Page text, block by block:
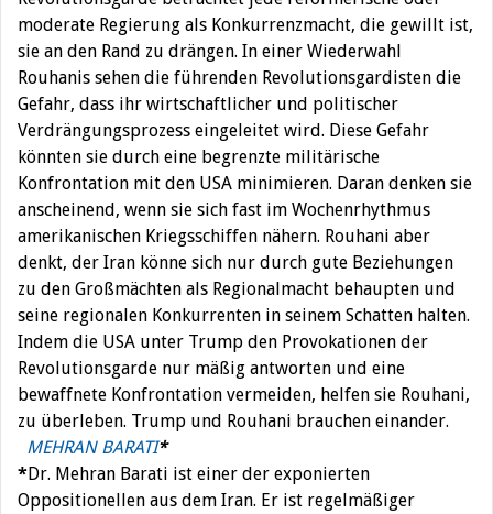
moderate Regierung als Konkurrenzmacht, die gewillt ist,
sie an den Rand zu drängen. In einer Wiederwahl
Rouhanis sehen die führenden Revolutionsgardisten die
Gefahr, dass ihr wirtschaftlicher und politischer
Verdrängungsprozess eingeleitet wird. Diese Gefahr
könnten sie durch eine begrenzte militärische
Konfrontation mit den USA minimieren. Daran denken sie
anscheinend, wenn sie sich fast im Wochenrhythmus
amerikanischen Kriegsschiffen nähern. Rouhani aber
denkt, der Iran könne sich nur durch gute Beziehungen
zu den Großmächten als Regionalmacht behaupten und
seine regionalen Konkurrenten in seinem Schatten halten.
Indem die USA unter Trump den Provokationen der
Revolutionsgarde nur mäßig antworten und eine
bewaffnete Konfrontation vermeiden, helfen sie Rouhani,
zu überleben. Trump und Rouhani brauchen einander.
MEHRAN BARATI*
*Dr. Mehran Barati ist einer der exponierten
Oppositionellen aus dem Iran. Er ist regelmäßiger